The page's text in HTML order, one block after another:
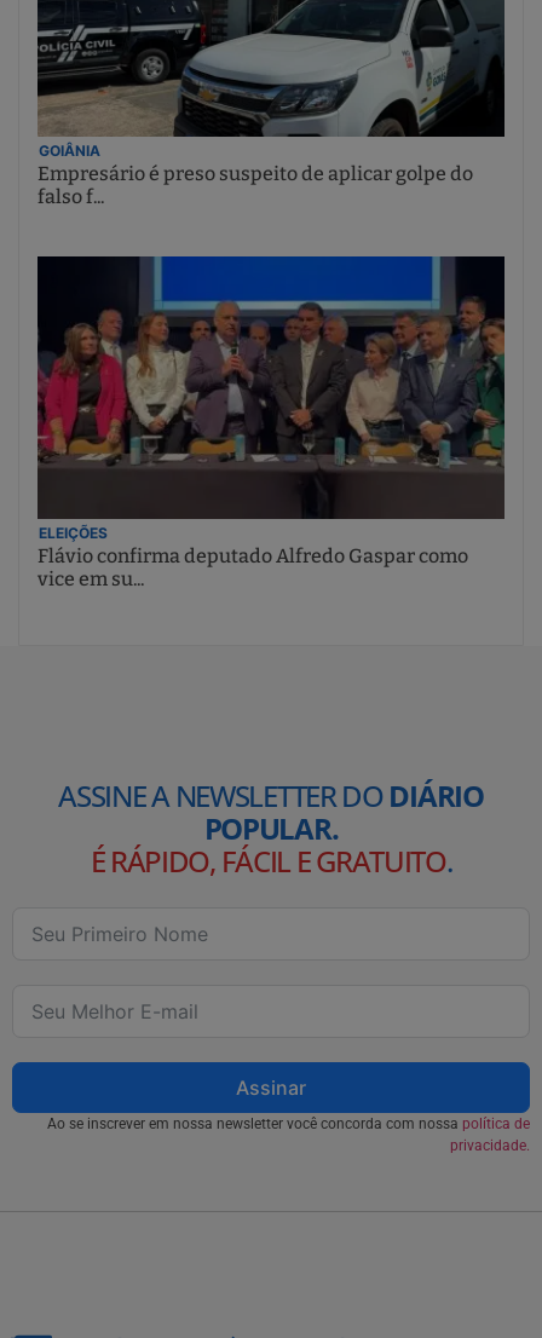
GOIÂNIA
Empresário é preso suspeito de aplicar golpe do
falso f...
ELEIÇÕES
Flávio confirma deputado Alfredo Gaspar como
vice em su...
ASSINE A NEWSLETTER DODIÁRIO
POPULAR.
É RÁPIDO, FÁCIL E GRATUITO.
Assinar
Ao se inscrever em nossa newsletter você concorda com nossa política de
privacidade.